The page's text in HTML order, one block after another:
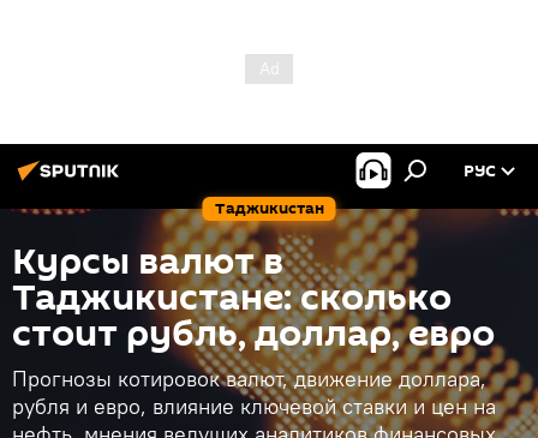
Таджикистан
РУС
Курсы валют в
Таджикистане: сколько
стоит рубль, доллар, евро
Прогнозы котировок валют, движение доллара,
рубля и евро, влияние ключевой ставки и цен на